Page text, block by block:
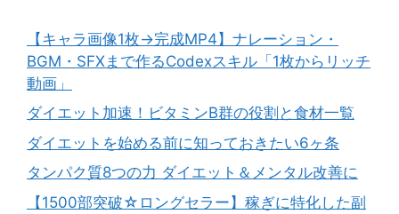
【キャラ画像1枚→完成MP4】ナレーション・
BGM・SFXまで作るCodexスキル「1枚からリッチ
動画」
ダイエット加速！ビタミンB群の役割と食材一覧
ダイエットを始める前に知っておきたい6ヶ条
タンパク質8つの力 ダイエット＆メンタル改善に
【1500部突破☆ロングセラー】稼ぎに特化した副